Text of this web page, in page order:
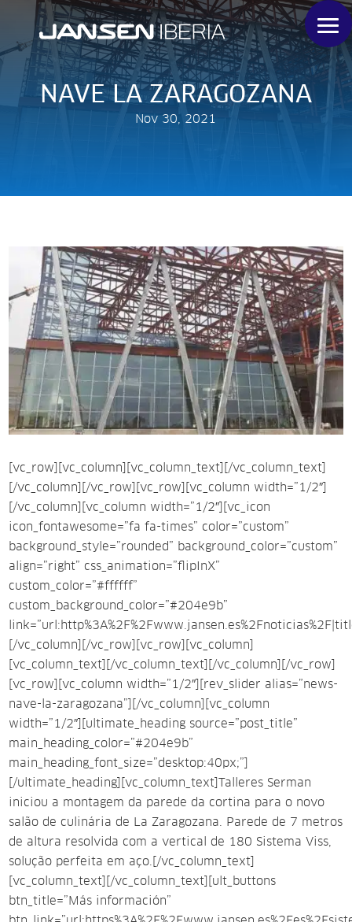
NAVE LA ZARAGOZANA
Nov 30, 2021
[vc_row][vc_column][vc_column_text][/vc_column_text]
[/vc_column][/vc_row][vc_row][vc_column width=”1/2″]
[/vc_column][vc_column width=”1/2″][vc_icon
icon_fontawesome=”fa fa-times” color=”custom”
background_style=”rounded” background_color=”custom”
align=”right” css_animation=”flipInX”
custom_color=”#ffffff”
custom_background_color=”#204e9b”
[/vc_column][/vc_row][vc_row][vc_column]
[vc_column_text][/vc_column_text][/vc_column][/vc_row]
[vc_row][vc_column width=”1/2″][rev_slider alias=”news-
nave-la-zaragozana”][/vc_column][vc_column
width=”1/2″][ultimate_heading source=”post_title”
main_heading_color=”#204e9b”
main_heading_font_size=”desktop:40px;”]
[/ultimate_heading][vc_column_text]Talleres Serman
iniciou a montagem da parede da cortina para o novo
salão de culinária de La Zaragozana. Parede de 7 metros
de altura resolvida com a vertical de 180 Sistema Viss,
solução perfeita em aço.[/vc_column_text]
[vc_column_text][/vc_column_text][ult_buttons
btn_title=”Más información”